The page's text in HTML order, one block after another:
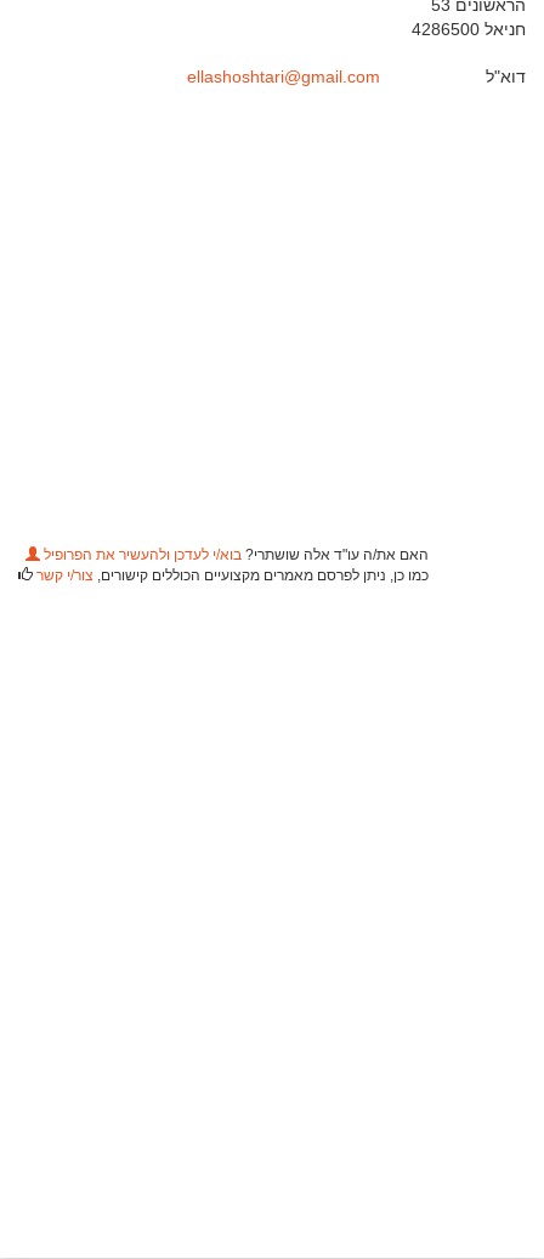
הראשונים 53
חניאל 4286500
דוא"ל ellashoshtari@gmail.com
האם את/ה עו"ד אלה שושתרי? בוא/י לעדכן ולהעשיר את הפרופיל
כמו כן, ניתן לפרסם מאמרים מקצועיים הכוללים קישורים, צור/י קשר